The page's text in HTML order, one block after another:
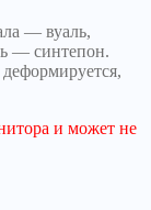
— вуаль,
— синтепон.
и может не